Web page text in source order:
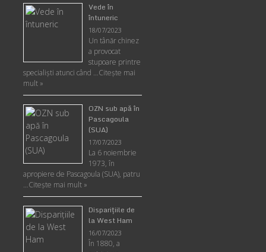
Vede în
întuneric
18/07/2023
Un tânăr chinez
a provocat
stupoare printre
specialişti atunci când …Citește mai
mult »
OZN sub apă în
Pascagoula
(SUA)
17/07/2023
La 6 noiembrie
1973, în
apropiere de Pascagoula (SUA), patru
…Citește mai mult »
Disparițiile de
la West Ham
16/07/2023
În 1880, a